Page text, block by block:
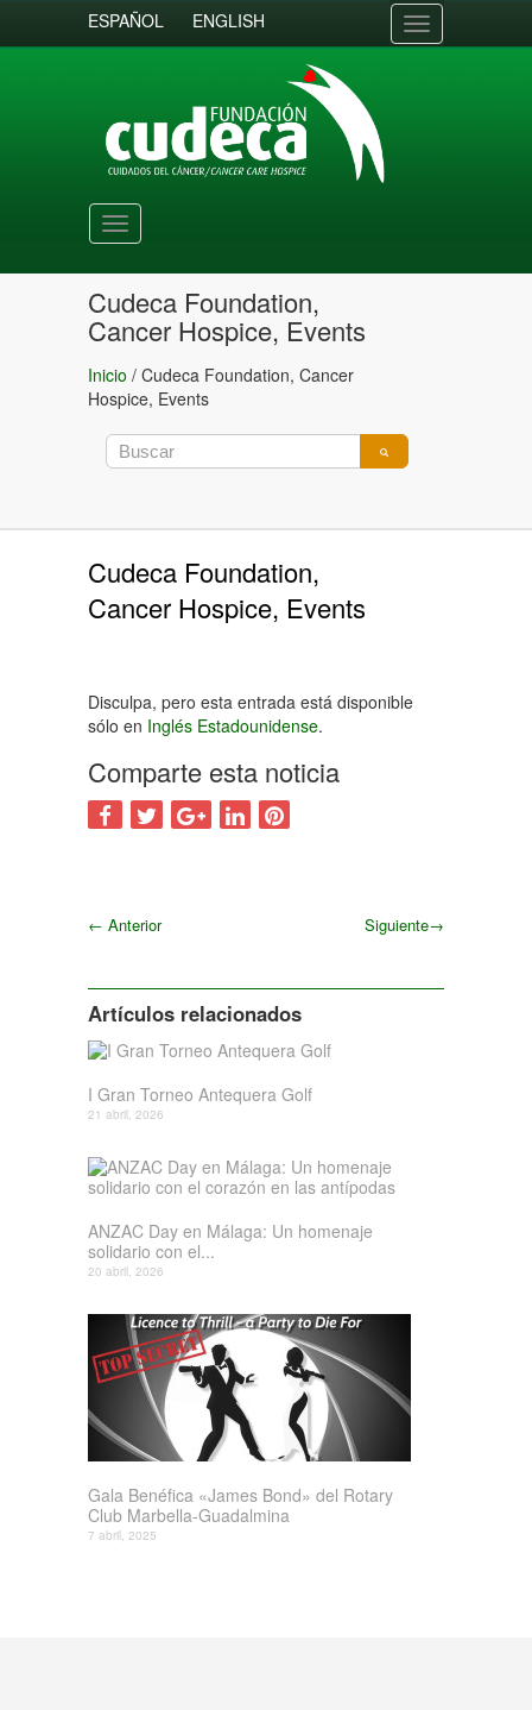
ESPAÑOL ENGLISH
Toggle
navigation
Toggle
navigation
Cudeca Foundation,
Cancer Hospice, Events
Inicio / Cudeca Foundation, Cancer
Hospice, Events
Cudeca Foundation,
Cancer Hospice, Events
Disculpa, pero esta entrada está disponible
sólo en Inglés Estadounidense.
Comparte esta noticia
← Anterior Siguiente→
Artículos relacionados
I Gran Torneo Antequera Golf
21 abril, 2026
ANZAC Day en Málaga: Un homenaje
solidario con el...
20 abril, 2026
Gala Benéfica «James Bond» del Rotary
Club Marbella-Guadalmina
7 abril, 2025